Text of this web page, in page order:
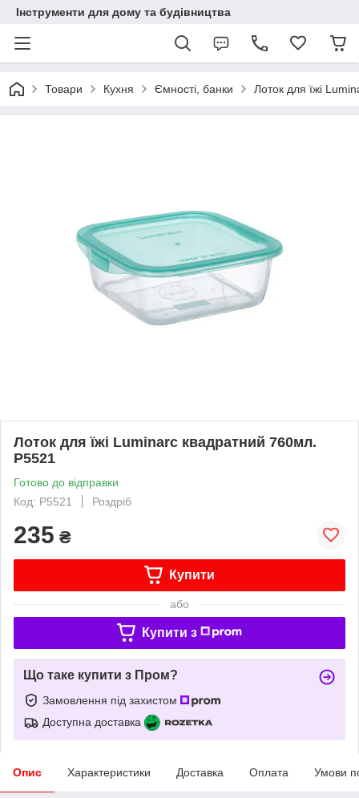
Інструменти для дому та будівництва
Товари Кухня Ємності, банки Лоток для їжі
Лоток для їжі Luminarc квадратний 760мл.
Р5521
Готово до відправки
Код: Р5521
Роздріб
235 ₴
Купити
або
Купити з
Що таке купити з Пром?
Замовлення під захистом
Доступна доставка
Опис Характеристики Доставка Оплата Умови